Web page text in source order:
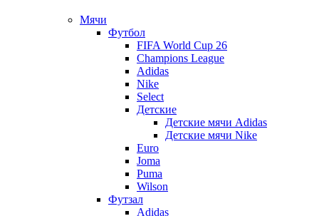
Мячи
Футбол
FIFA World Cup 26
Champions League
Adidas
Nike
Select
Детские
Детские мячи Adidas
Детские мячи Nike
Euro
Joma
Puma
Wilson
Футзал
Adidas